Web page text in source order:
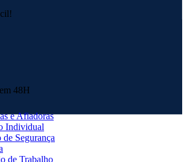
48H
e Afiadoras
Individual
de Segurança
de Trabalho